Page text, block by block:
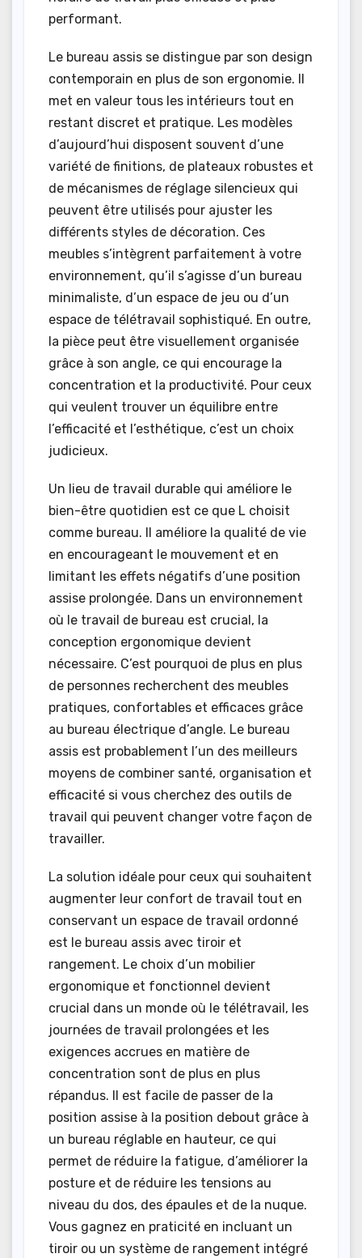
performant.
Le bureau assis se distingue par son design
contemporain en plus de son ergonomie. Il
met en valeur tous les intérieurs tout en
restant discret et pratique. Les modèles
d’aujourd’hui disposent souvent d’une
variété de finitions, de plateaux robustes et
de mécanismes de réglage silencieux qui
peuvent être utilisés pour ajuster les
différents styles de décoration. Ces
meubles s’intègrent parfaitement à votre
environnement, qu’il s’agisse d’un bureau
minimaliste, d’un espace de jeu ou d’un
espace de télétravail sophistiqué. En outre,
la pièce peut être visuellement organisée
grâce à son angle, ce qui encourage la
concentration et la productivité. Pour ceux
qui veulent trouver un équilibre entre
l’efficacité et l’esthétique, c’est un choix
judicieux.
Un lieu de travail durable qui améliore le
bien-être quotidien est ce que L choisit
comme bureau. Il améliore la qualité de vie
en encourageant le mouvement et en
limitant les effets négatifs d’une position
assise prolongée. Dans un environnement
où le travail de bureau est crucial, la
conception ergonomique devient
nécessaire. C’est pourquoi de plus en plus
de personnes recherchent des meubles
pratiques, confortables et efficaces grâce
au bureau électrique d’angle. Le bureau
assis est probablement l’un des meilleurs
moyens de combiner santé, organisation et
efficacité si vous cherchez des outils de
travail qui peuvent changer votre façon de
travailler.
La solution idéale pour ceux qui souhaitent
augmenter leur confort de travail tout en
conservant un espace de travail ordonné
est le bureau assis avec tiroir et
rangement. Le choix d’un mobilier
ergonomique et fonctionnel devient
crucial dans un monde où le télétravail, les
journées de travail prolongées et les
exigences accrues en matière de
concentration sont de plus en plus
répandus. Il est facile de passer de la
position assise à la position debout grâce à
un bureau réglable en hauteur, ce qui
permet de réduire la fatigue, d’améliorer la
posture et de réduire les tensions au
niveau du dos, des épaules et de la nuque.
Vous gagnez en praticité en incluant un
tiroir ou un système de rangement intégré